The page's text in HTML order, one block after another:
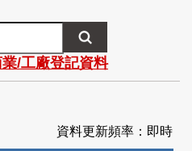
業/工廠登記資料
資料更新頻率：即時